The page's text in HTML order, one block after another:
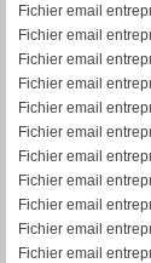
Fichier email
Fichier email
Fichier email
Fichier email
Fichier email
Fichier email
Fichier email
Fichier email
Fichier email
Fichier email
Fichier email